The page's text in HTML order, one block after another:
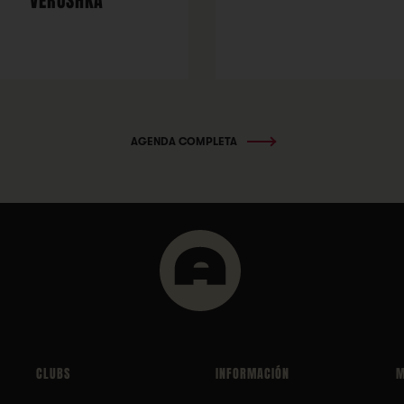
AGENDA COMPLETA
CLUBS INFORMACIÓN